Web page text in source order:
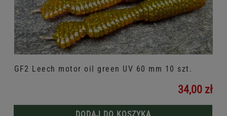
GF2 Leech motor oil green UV 60 mm 10 szt.
34,00 zł